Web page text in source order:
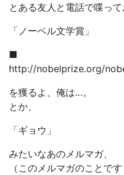
とある友人と電話で喋って
「ノーベル文学賞」
■
http://nobelprize.org/
を獲るよ、俺は…。
とか、
「ギョウ」
みたいなあのメルマガ、
（このメルマガのことです